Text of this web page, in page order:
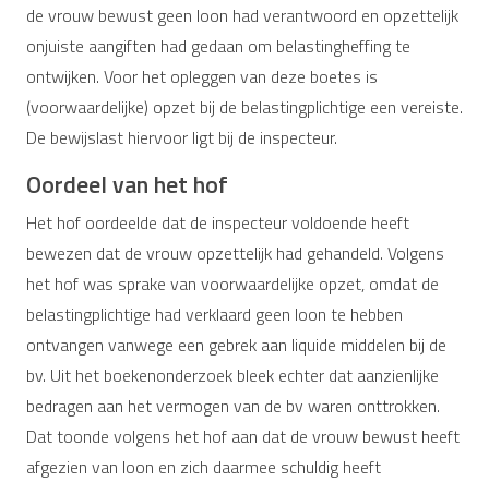
de vrouw bewust geen loon had verantwoord en opzettelijk
onjuiste aangiften had gedaan om belastingheffing te
ontwijken. Voor het opleggen van deze boetes is
(voorwaardelijke) opzet bij de belastingplichtige een vereiste.
De bewijslast hiervoor ligt bij de inspecteur.
Oordeel van het hof
Het hof oordeelde dat de inspecteur voldoende heeft
bewezen dat de vrouw opzettelijk had gehandeld. Volgens
het hof was sprake van voorwaardelijke opzet, omdat de
belastingplichtige had verklaard geen loon te hebben
ontvangen vanwege een gebrek aan liquide middelen bij de
bv. Uit het boekenonderzoek bleek echter dat aanzienlijke
bedragen aan het vermogen van de bv waren onttrokken.
Dat toonde volgens het hof aan dat de vrouw bewust heeft
afgezien van loon en zich daarmee schuldig heeft